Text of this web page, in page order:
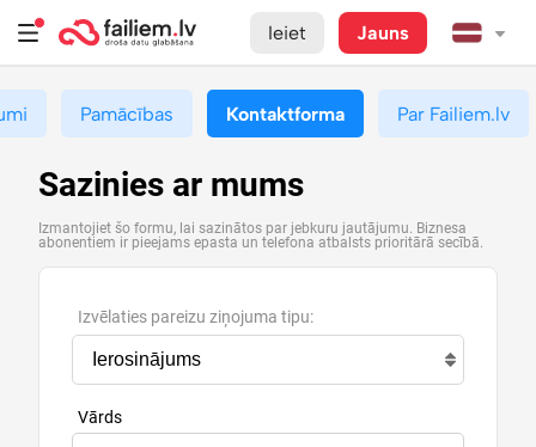
Ieiet Jauns
Pamācības Kontaktforma Par Failiem.lv
Sazinies ar mums
Izmantojiet šo formu, lai sazinātos par jebkuru jautājumu. Biznesa
abonentiem ir pieejams epasta un telefona atbalsts prioritārā secībā.
Izvēlaties pareizu ziņojuma tipu:
Vārds